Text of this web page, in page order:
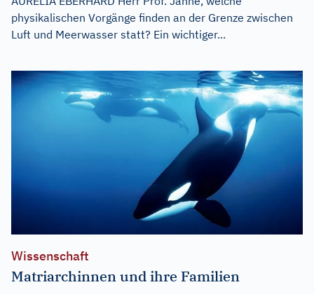
physikalischen Vorgänge finden an der Grenze zwischen
Luft und Meerwasser statt? Ein wichtiger...
Wissenschaft
Matriarchinnen und ihre Familien